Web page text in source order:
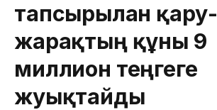
тапсырылған қару-
жарақтың құны 9
миллион теңгеге
жуықтайды